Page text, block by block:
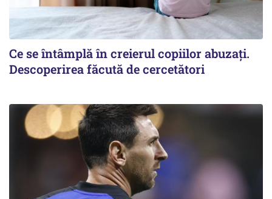
Ce se întâmplă în creierul copiilor abuzați.
Descoperirea făcută de cercetători